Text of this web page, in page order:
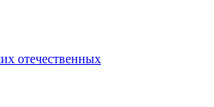
отечественных